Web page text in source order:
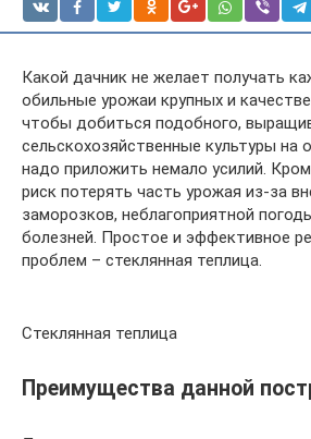
Какой дачник не желает получать
обильные урожаи крупных и
чтобы добиться подобного,
сельскохозяйственные культуры на
надо приложить немало усилий.
риск потерять часть урожая из-за
заморозков, неблагоприятной
болезней. Простое и эффективное
проблем – стеклянная теплица.
Стеклянная теплица
Преимущества данной